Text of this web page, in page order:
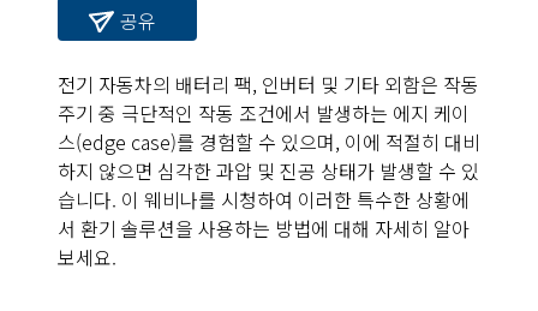
공유
전기 자동차의 배터리 팩, 인버터 및 기타 외함은 작동
주기 중 극단적인 작동 조건에서 발생하는 에지 케이
스(edge case)를 경험할 수 있으며, 이에 적절히 대비
하지 않으면 심각한 과압 및 진공 상태가 발생할 수 있
습니다. 이 웨비나를 시청하여 이러한 특수한 상황에
서 환기 솔루션을 사용하는 방법에 대해 자세히 알아
보세요.